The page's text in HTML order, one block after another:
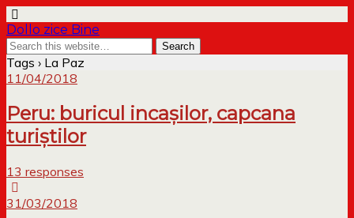
Dollo zice Bine
Tags › La Paz
11/04/2018
Peru: buricul incașilor, capcana
turiștilor
13 responses
31/03/2018